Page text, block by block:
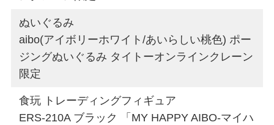
ぬいぐるみ
aibo(アイボリーホワイト/あいらしい桃色) ポー
ジングぬいぐるみ タイトーオンラインクレーン
限定
食玩 トレーディングフィギュア
ERS-210A ブラック 「MY HAPPY AIBO-マイハ